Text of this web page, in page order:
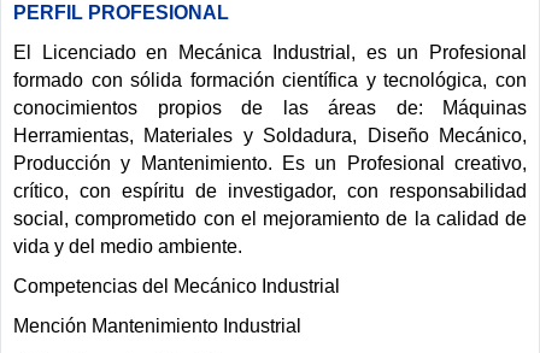
PERFIL PROFESIONAL
El Licenciado en Mecánica Industrial, es un Profesional
formado con sólida formación científica y tecnológica, con
conocimientos propios de las áreas de: Máquinas
Herramientas, Materiales y Soldadura, Diseño Mecánico,
Producción y Mantenimiento. Es un Profesional creativo,
crítico, con espíritu de investigador, con responsabilidad
social, comprometido con el mejoramiento de la calidad de
vida y del medio ambiente.
Competencias del Mecánico Industrial
Mención Mantenimiento Industrial